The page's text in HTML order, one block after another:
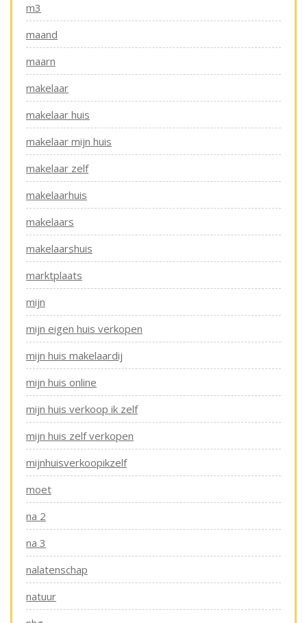
m3
maand
maarn
makelaar
makelaar huis
makelaar mijn huis
makelaar zelf
makelaarhuis
makelaars
makelaarshuis
marktplaats
mijn
mijn eigen huis verkopen
mijn huis makelaardij
mijn huis online
mijn huis verkoop ik zelf
mijn huis zelf verkopen
mijnhuisverkoopikzelf
moet
na 2
na 3
nalatenschap
natuur